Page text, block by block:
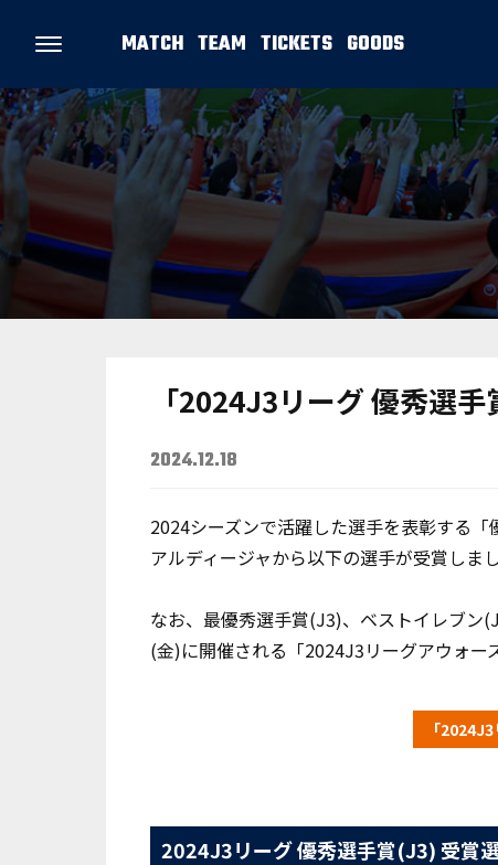
MATCH TEAM TICKETS GOODS
「2024J3リーグ 優秀選
2024.12.18
2024シーズンで活躍した選手を表彰する
アルディージャから以下の選手が受賞しま
なお、最優秀選手賞(J3)、ベストイレブン
(金)に開催される「2024J3リーグアウォー
「
2024J3リーグ 優秀選手賞(J3) 受賞